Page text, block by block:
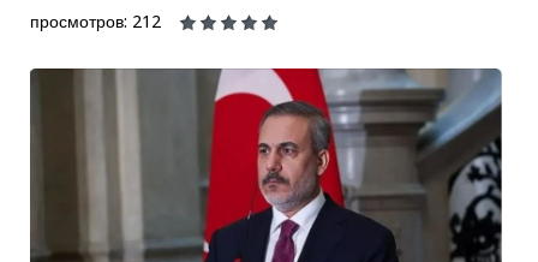
просмотров: 212